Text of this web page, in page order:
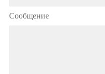
Сообщение